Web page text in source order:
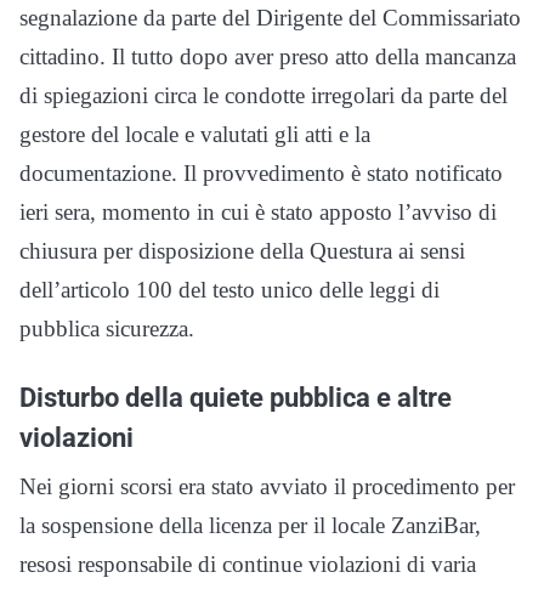
segnalazione da parte del Dirigente del Commissariato
cittadino. Il tutto dopo aver preso atto della mancanza
di spiegazioni circa le condotte irregolari da parte del
gestore del locale e valutati gli atti e la
documentazione. Il provvedimento è stato notificato
ieri sera, momento in cui è stato apposto l’avviso di
chiusura per disposizione della Questura ai sensi
dell’articolo 100 del testo unico delle leggi di
pubblica sicurezza.
Disturbo della quiete pubblica e altre
violazioni
Nei giorni scorsi era stato avviato il procedimento per
la sospensione della licenza per il locale ZanziBar,
resosi responsabile di continue violazioni di varia